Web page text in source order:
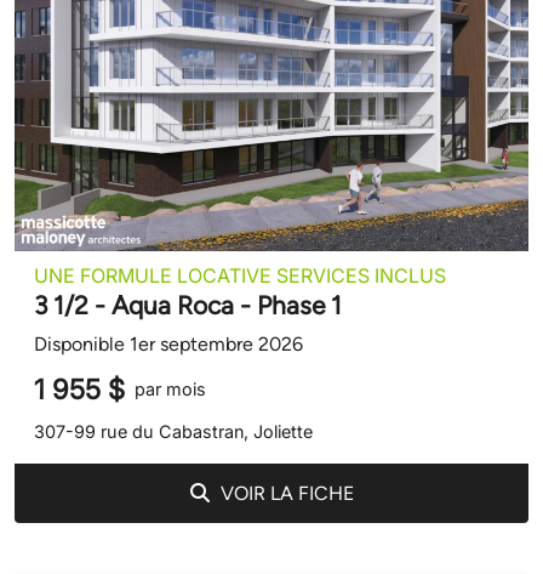
UNE FORMULE LOCATIVE SERVICES INCLUS
3 1/2 - Aqua Roca - Phase 1
Disponible 1er septembre 2026
1 955 $ par mois
307-99 rue du Cabastran, Joliette
VOIR LA FICHE